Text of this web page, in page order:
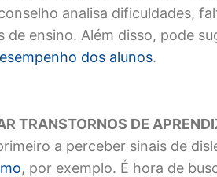
analisa dificuldades,
de ensino. Além disso, pode
dos alunos.
TRANSTORNOS DE A
a perceber sinais de
, por exemplo. É hora de